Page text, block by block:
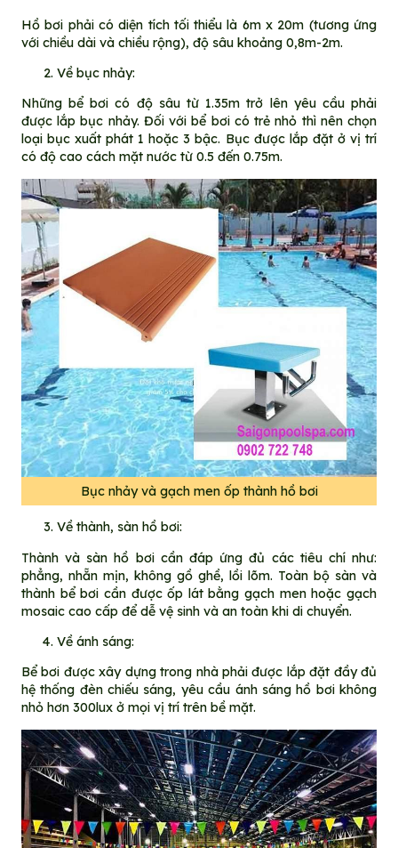
Hồ bơi phải có diện tích tối thiểu là 6m x 20m (tương ứng
với chiều dài và chiều rộng), độ sâu khoảng 0,8m-2m.
Về bục nhảy:
Những bể bơi có độ sâu từ 1.35m trở lên yêu cầu phải
được lắp bục nhảy. Đối với bể bơi có trẻ nhỏ thì nên chọn
loại bục xuất phát 1 hoặc 3 bậc. Bục được lắp đặt ở vị trí
có độ cao cách mặt nước từ 0.5 đến 0.75m.
Bục nhảy và gạch men ốp thành hồ bơi
Về thành, sàn hồ bơi:
Thành và sàn hồ bơi cần đáp ứng đủ các tiêu chí như:
phẳng, nhẵn mịn, không gồ ghề, lồi lõm. Toàn bộ sàn và
thành bể bơi cần được ốp lát bằng gạch men hoặc gạch
mosaic cao cấp để dễ vệ sinh và an toàn khi di chuyển.
Về ánh sáng:
Bể bơi được xây dựng trong nhà phải được lắp đặt đầy đủ
hệ thống đèn chiếu sáng, yêu cầu ánh sáng hồ bơi không
nhỏ hơn 300lux ở mọi vị trí trên bề mặt.